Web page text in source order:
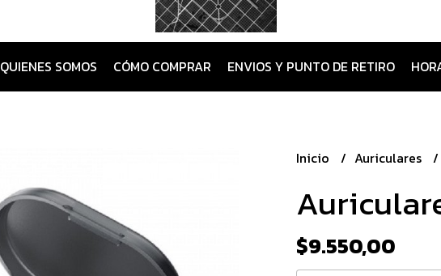
QUIENES SOMOS CÓMO COMPRAR ENVIOS Y PUNTO DE RETIRO
Inicio Auriculares
$9.550,00